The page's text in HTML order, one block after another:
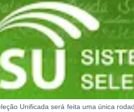
Unificada será feita uma única